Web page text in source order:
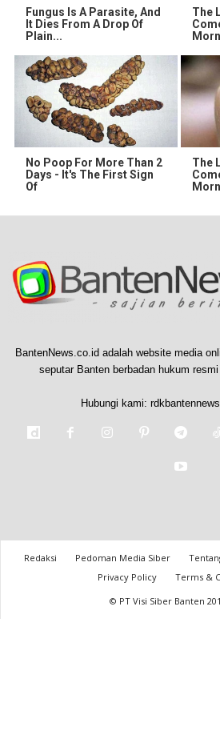
Fungus Is A Parasite, And
It Dies From A Drop Of
Plain...
The
No Poop For More Than 2
Days - It's The First Sign
Of
The
BantenNews.co.id adalah website media
seputar Banten berbadan hukum
Hubungi kami:
Redaksi Pedoman Media Siber
Privacy Policy
Terms &
© PT Visi Siber Banten